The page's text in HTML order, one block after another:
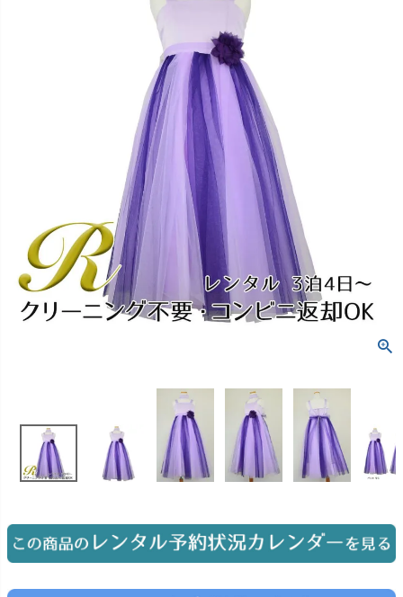
レディース
コスチューム アウター
インナー・パニエ アクセサリー
ジュエリー 音楽雑貨
フラワーガール・リングボーイ・ゲ
スト
Graduation & Entrance
卒業式・入学式
きちんと感のあるフォーマル
Shichi-Go-San
七五三
3歳・5歳・7歳の晴れの日
汚れ・キズ・破損の補償
ご購入・サポート
07 販売・共通のご案内
品質・返品・お手入れ
08 送料・お支払い
送料・決済方法
実店舗 つくば店
茨城県土浦市大町14-16-1F
10:00–18:00（完全予約制）
店舗を予約する →
Photography
Angel's Photo Studio
予約 Web または お電話